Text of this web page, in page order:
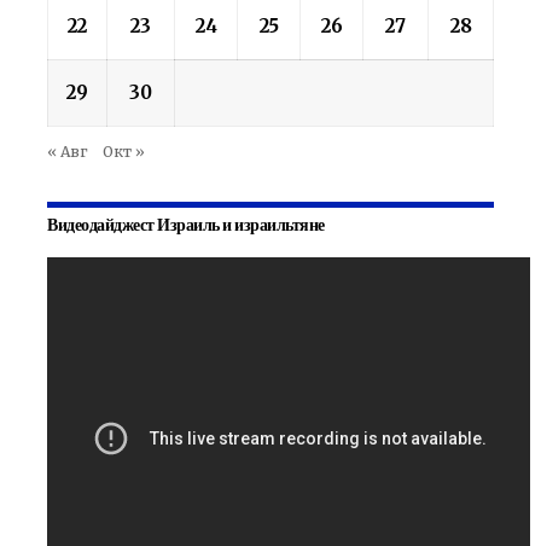
22 23 24 25 26 27 28
29 30
« Авг Окт »
Видеодайджест Израиль и израильтяне